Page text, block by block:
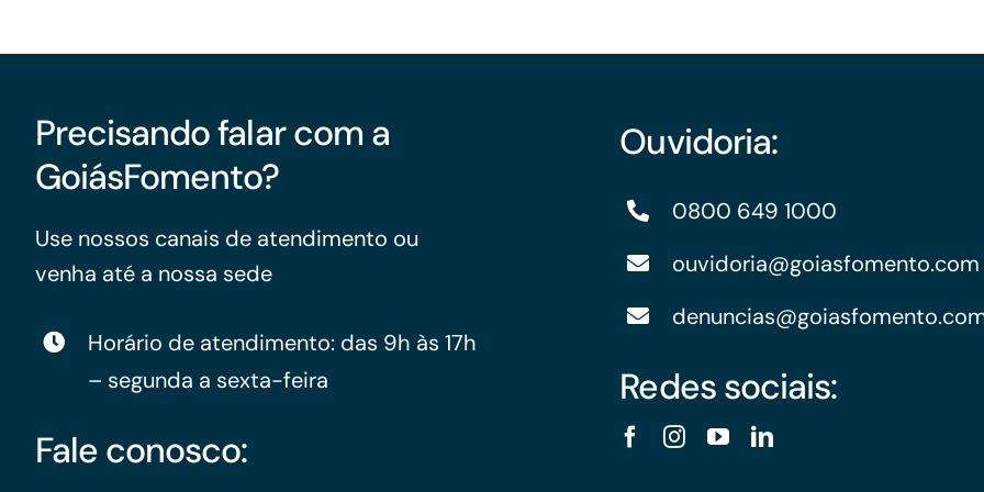
Precisando falar com a
GoiásFomento?
Use nossos canais de atendimento ou
venha até a nossa sede
Horário de atendimento: das 9h às 17h
– segunda a sexta-feira
Fale conosco:
Ouvidoria:
0800 649 1000
ouvidoria@goiasfomento.com
Redes sociais: